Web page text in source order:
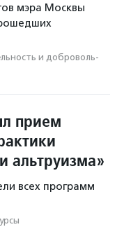
мэра Москвы
и доброволь­
прием
альтруизма»
всех программ